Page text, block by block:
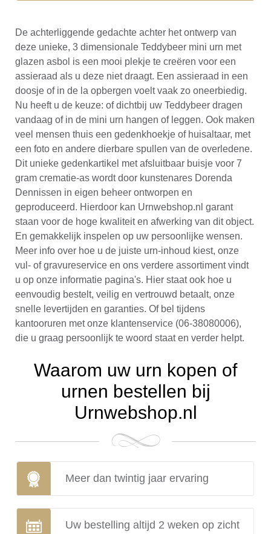
De achterliggende gedachte achter het ontwerp van
deze unieke, 3 dimensionale Teddybeer mini urn met
glazen asbol is een mooi plekje te creëren voor een
assieraad als u deze niet draagt. Een assieraad in een
doosje of in de la opbergen voelt vaak zo oneerbiedig.
Nu heeft u de keuze: of dichtbij uw Teddybeer dragen
vandaag of in de mini urn hangen of leggen. Ook maken
veel mensen thuis een gedenkhoekje of huisaltaar, met
een foto en andere dierbare spullen van de overledene.
Dit unieke gedenkartikel met afsluitbaar buisje voor 7
gram crematie-as wordt door kunstenares Dorenda
Dennissen in eigen beheer ontworpen en
geproduceerd. Hierdoor kan Urnwebshop.nl garant
staan voor de hoge kwaliteit en afwerking van dit object.
En gemakkelijk inspelen op uw persoonlijke wensen.
Meer info over hoe u de juiste urn-inhoud kiest, onze
vul- of gravureservice en ons verdere assortiment vindt
u op onze informatie pagina's. Hier staat ook hoe u
eenvoudig bestelt, veilig en vertrouwd betaalt, onze
snelle levertijden en garanties. Of bel tijdens
kantooruren met onze klantenservice (06-38080006),
die u graag persoonlijk te woord staat en verder helpt.
Waarom uw urn kopen of
urnen bestellen bij
Urnwebshop.nl
Meer dan twintig jaar ervaring
Uw bestelling altijd 2 weken op zicht